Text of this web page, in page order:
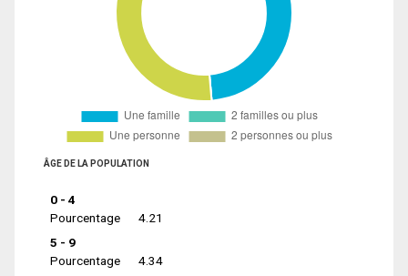
ÂGE DE LA POPULATION
0 - 4
Pourcentage
4.21
5 - 9
Pourcentage
4.34